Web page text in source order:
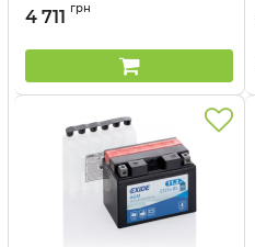
Артикул:
4 711 грн